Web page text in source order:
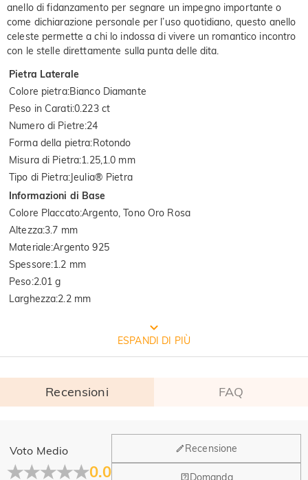
anello di fidanzamento per segnare un impegno importante o
come dichiarazione personale per l’uso quotidiano, questo anello
celeste permette a chi lo indossa di vivere un romantico incontro
con le stelle direttamente sulla punta delle dita.
Pietra Laterale
Colore pietra:Bianco Diamante
Peso in Carati:0.223 ct
Numero di Pietre:24
Forma della pietra:Rotondo
Misura di Pietra:1.25,1.0 mm
Tipo di Pietra:Jeulia® Pietra
Informazioni di Base
Colore Placcato:Argento, Tono Oro Rosa
Altezza:3.7 mm
Materiale:Argento 925
Spessore:1.2 mm
Peso:2.01 g
Larghezza:2.2 mm
CONFEZIONE GRATUITA JEULIA
ESPANDI DI PIÙ
Recensioni FAQ
Voto Medio
0.0
Recensione
Domanda
Generale
Dove si trova la tua azienda?